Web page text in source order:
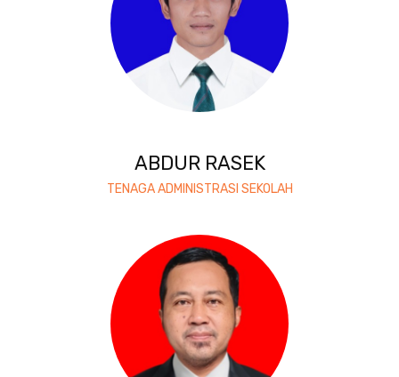
ABDUR RASEK
TENAGA ADMINISTRASI SEKOLAH